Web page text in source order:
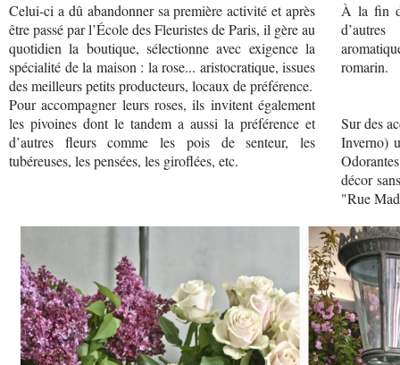
Celui-ci a dû abandonner sa première activité et après
être passé par l’École des Fleuristes de Paris, il gère au
quotidien la boutique, sélectionne avec exigence la
spécialité de la maison : la rose... aristocratique, issues
des meilleurs petits producteurs, locaux de préférence.
Pour accompagner leurs roses, ils invitent également
les pivoines dont le tandem a aussi la préférence et
d’autres fleurs comme les pois de senteur, les
tubéreuses, les pensées, les giroflées, etc.
À la fin
romarin.
Sur des
Inverno)
décor
"Rue